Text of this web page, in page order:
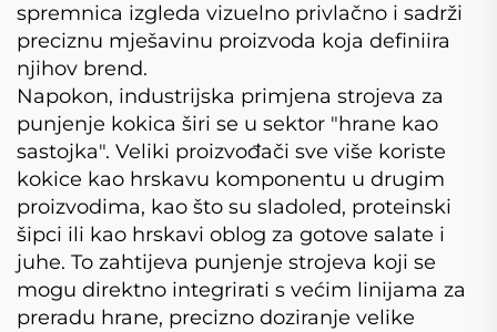
spremnica izgleda vizuelno privlačno i sadrži
preciznu mješavinu proizvoda koja definiira
njihov brend.
Napokon, industrijska primjena strojeva za
punjenje kokica širi se u sektor "hrane kao
sastojka". Veliki proizvođači sve više koriste
kokice kao hrskavu komponentu u drugim
proizvodima, kao što su sladoled, proteinski
šipci ili kao hrskavi oblog za gotove salate i
juhe. To zahtijeva punjenje strojeva koji se
mogu direktno integrirati s većim linijama za
preradu hrane, precizno doziranje velike